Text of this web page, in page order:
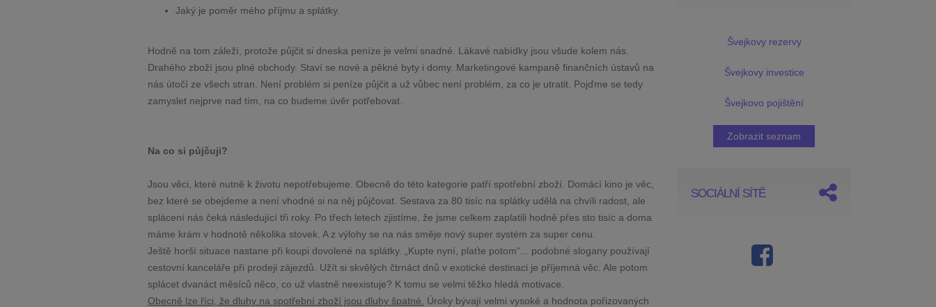
Jaký je poměr mého příjmu a splátky.
Hodně na tom záleží, protože půjčit si dneska peníze je velmi snadné. Lákavé nabídky jsou všude kolem nás.
Drahého zboží jsou plné obchody. Staví se nové a pěkné byty i domy. Marketingové kampaně finančních ústavů na
nás útočí ze všech stran. Není problém si peníze půjčit a už vůbec není problém, za co je utratit. Pojďme se tedy
zamyslet nejprve nad tím, na co budeme úvěr potřebovat.
Na co si půjčuji?
Jsou věci, které nutně k životu nepotřebujeme. Obecně do této kategorie patří spotřební zboží. Domácí kino je věc,
bez které se obejdeme a není vhodné si na něj půjčovat. Sestava za 80 tisíc na splátky udělá na chvíli radost, ale
splácení nás čeká následující tři roky. Po třech letech zjistíme, že jsme celkem zaplatili hodně přes sto tisíc a doma
máme krám v hodnotě několika stovek. A z výlohy se na nás směje nový super systém za super cenu.
Ještě horší situace nastane při koupi dovolené na splátky. „Kupte nyní, plaťte potom“... podobné slogany používají
cestovní kanceláře při prodeji zájezdů. Užít si skvělých čtrnáct dnů v exotické destinaci je příjemná věc. Ale potom
splácet dvanáct měsíců něco, co už vlastně neexistuje? K tomu se velmi těžko hledá motivace.
Obecně lze říci, že dluhy na spotřební zboží jsou dluhy špatné.
Úroky bývají velmi vysoké a hodnota pořizovaných
Švejkovy rezervy
Švejkovy investice
Švejkovo pojištění
Zobrazit seznam
SOCIÁLNÍ SÍTĚ